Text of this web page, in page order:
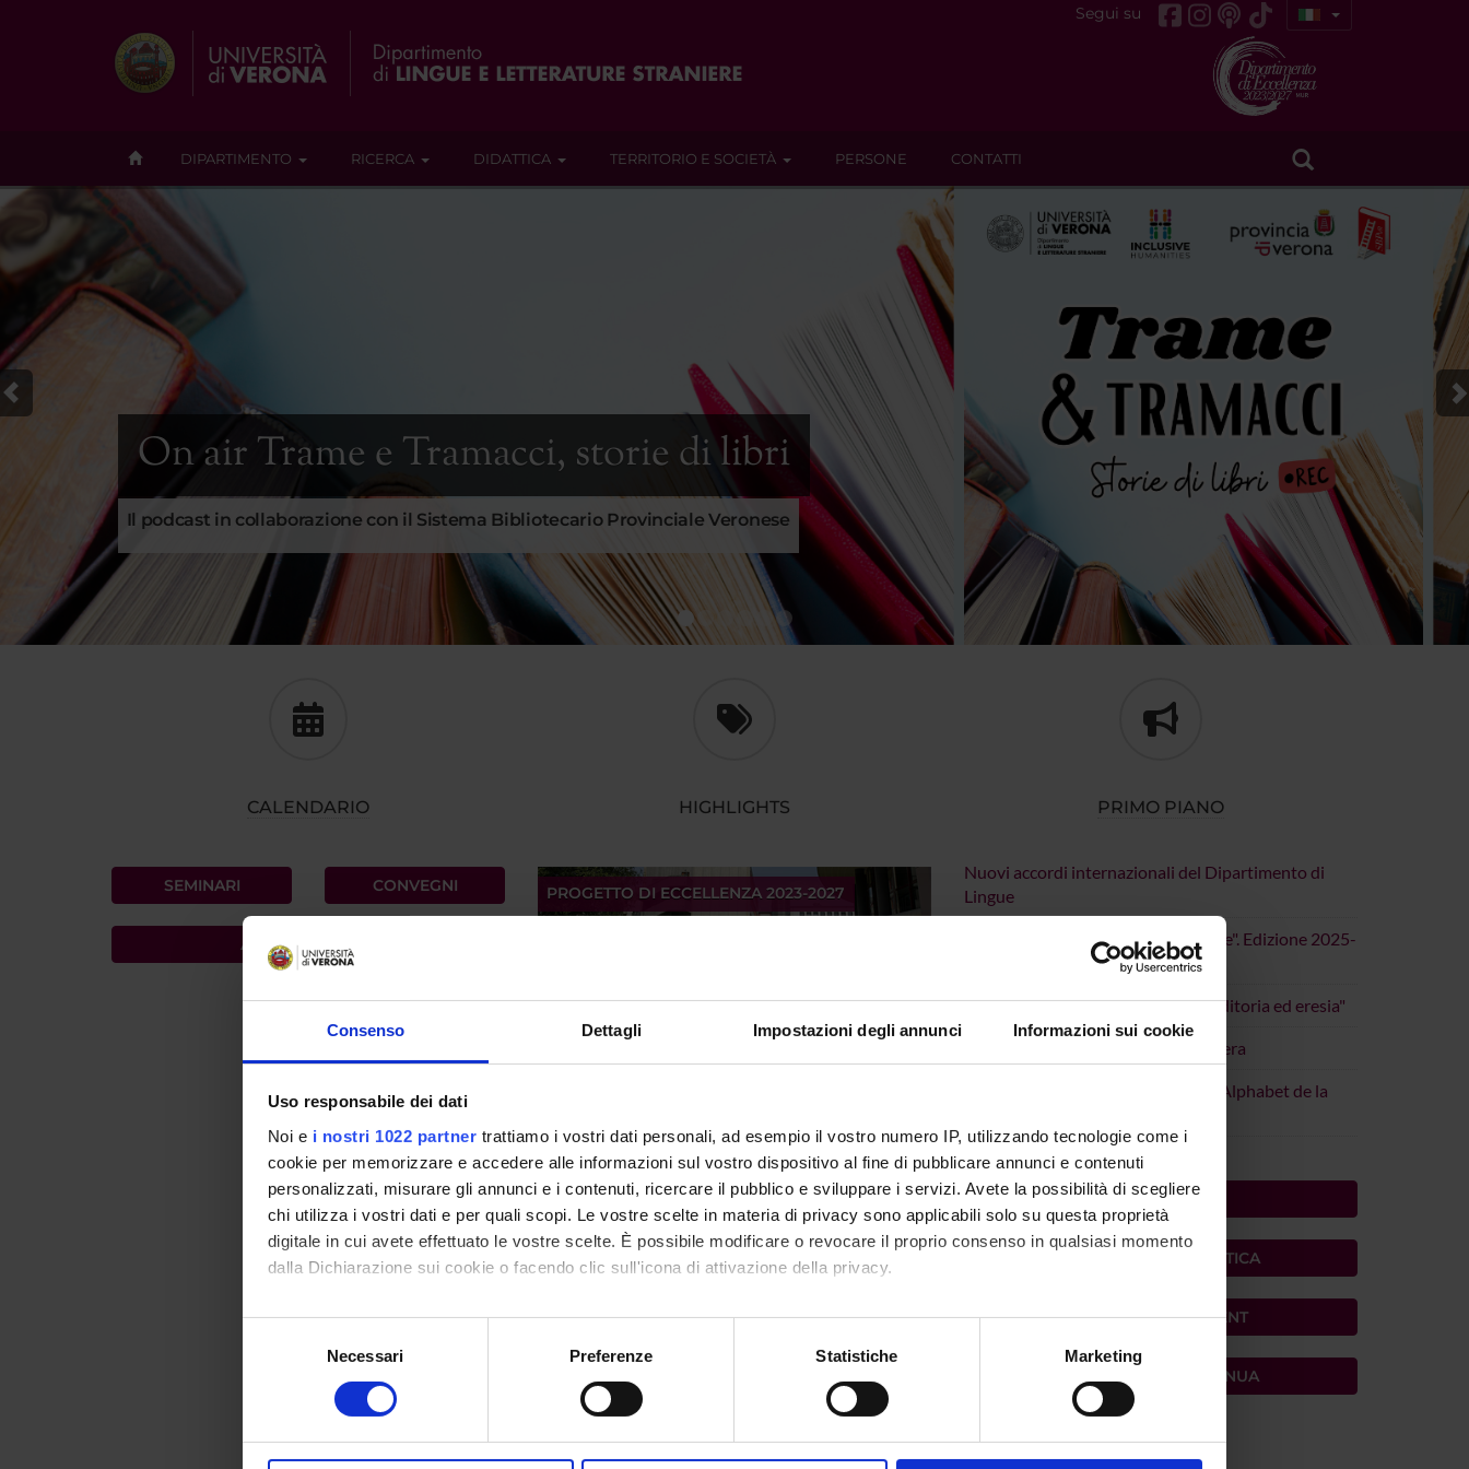
Consenso Dettagli Impostazioni degli annunci Informazioni sui cookie
Uso responsabile dei dati
Noi e i nostri 1022 partner trattiamo i vostri dati personali, ad esempio il vostro numero IP, utilizzando tecnologie come i
cookie per memorizzare e accedere alle informazioni sul vostro dispositivo al fine di pubblicare annunci e contenuti
personalizzati, misurare gli annunci e i contenuti, ricercare il pubblico e sviluppare i servizi. Avete la possibilità di scegliere
chi utilizza i vostri dati e per quali scopi. Le vostre scelte in materia di privacy sono applicabili solo su questa proprietà
digitale in cui avete effettuato le vostre scelte. È possibile modificare o revocare il proprio consenso in qualsiasi momento
dalla Dichiarazione sui cookie o facendo clic sull'icona di attivazione della privacy.
Con il tuo consenso, vorremmo anche:
raccogliere informazioni sulla tua posizione geografica, con un'approssimazione di qualche metro,
digitali).
modificare o ritirare il tuo consenso in qualsiasi momento dalla Dichiarazione sui cookie.
Necessari Preferenze Statistiche Marketing
Segui su
DIPARTIMENTO RICERCA DIDATTICA TERRITORIO E SOCIETÀ PERSONE CONTATTI
On air Trame e Tramacci, storie di libri
Il podcast in collaborazione con il Sistema Bibliotecario Provinciale Veronese
1 2 4 6
CALENDARIO
SEMINARI CONVEGNI
AGENDA DI OGGI
HIGHLIGHTS
PROGETTO DI ECCELLENZA 2023-2027
ECCELLENZA 2018-
RICERCA
POD - DLLS
INTERNAZIONALIZZAZION
VIDEO DEL
ARTIFICIAL
RIVISTE DEL
DIPARTIMENTO
INFO ERASMUS E
WORLDWIDE
PRIMO PIANO
Nuovi accordi internazionali del Dipartimento di
Lingue
Mostra "OLBOBLO. Arte potenziale". Edizione 2025-
Calendario Seminario dottorale "Editoria ed eresia"
PhD Lingue - Calendario di Primavera
Calendario Seminario dottorale "L'Alphabet de la
PRIMO PIANO
PRIMO PIANO DIDATTICA
PUBLIC ENGAGEMENT
FORMAZIONE CONTINUA